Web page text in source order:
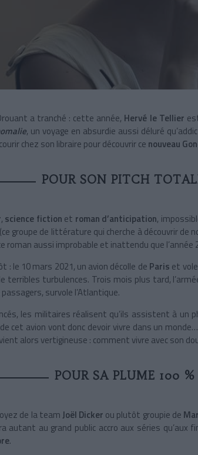
a tranché : cette année, Hervé le Tellier
, un voyage en absurdie aussi déluré
chez son libraire pour découvrir ce nouveau
POUR SON PITCH
, science fiction et roman d’anticipation,
(ce groupe de littérature qui cherche à découvrir de
roman aussi improbable et inattendu que l’année
: le 10 mars 2021, un avion décolle de Paris et
terribles turbulences. Trois mois plus tard,
survole l’Atlantique.
les militaires réalisent qu’ils assistent à un
cet avion vont donc devoir vivre dans un
alors vertigineuse : comment vivre avec son
POUR SA PLUME 100 %
de la teamJoël Dicker ou plutôt groupie de
autant au grand public accro aux séries
.